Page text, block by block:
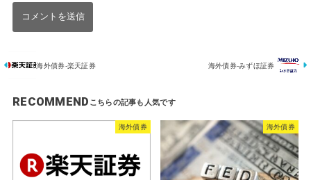
海外債券-楽天証券 海外債券-みずほ証券
RECOMMEND
海外債券 海外債券